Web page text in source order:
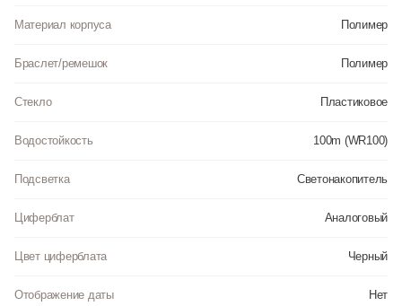
Материал корпуса Полимер
Браслет/ремешок Полимер
Стекло Пластиковое
Водостойкость 100m (WR100)
Подсветка Светонакопитель
Циферблат Аналоговый
Цвет циферблата Черный
Отображение даты Нет